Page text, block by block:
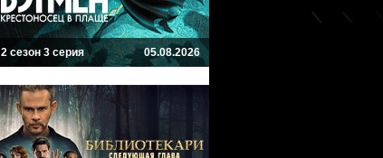
2 сезон 3 серия 05.08.2026